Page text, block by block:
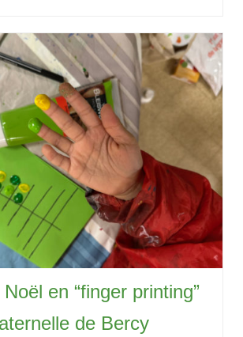
en “finger printing”
de Bercy